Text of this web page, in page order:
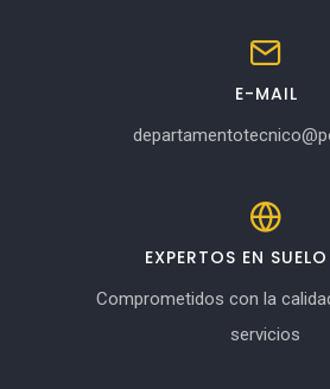
E-MAIL
EXPERTOS EN
Comprometidos con la
servicios